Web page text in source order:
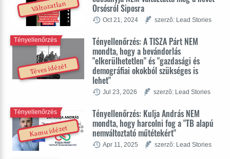
Változatlan Orsósról Siposra
Oct 21, 2024 szerzõ: Lead Stories
Téves idézét
Tényellenőrzés: A TISZA Párt NEM
mondta, hogy a bevándorlás
"elkerülhetetlen" és "gazdasági és
demográfiai okokból szükséges is
lehet"
Tényellenőrzés
Jul 23, 2026 szerzõ: Lead Stories
Kamu idézet
Tényellenőrzés: Kulja András NEM
mondta, hogy harcolni fog a "TB alapú
nemváltoztató műtétekért"
Tényellenőrzés
Apr 11, 2025 szerzõ: Lead Stories